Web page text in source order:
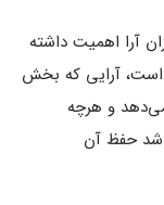
آرا اهمیت داشته
آرایی که بخش
و هرچه
حفظ آن